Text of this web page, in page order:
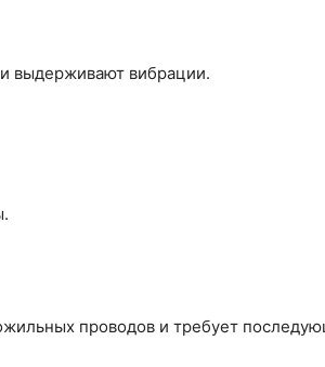
выдерживают вибрации.
проводов и требует